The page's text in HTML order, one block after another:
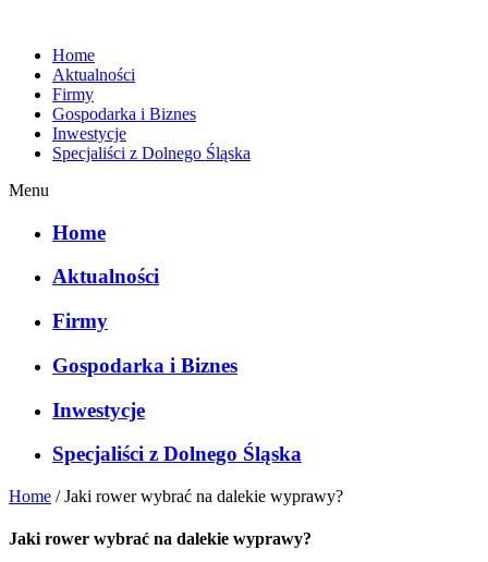
Home
Aktualności
Firmy
Gospodarka i Biznes
Inwestycje
Specjaliści z Dolnego Śląska
Menu
Home
Aktualności
Firmy
Gospodarka i Biznes
Inwestycje
Specjaliści z Dolnego Śląska
Home /Jaki rower wybrać na dalekie wyprawy?
Jaki rower wybrać na dalekie wyprawy?